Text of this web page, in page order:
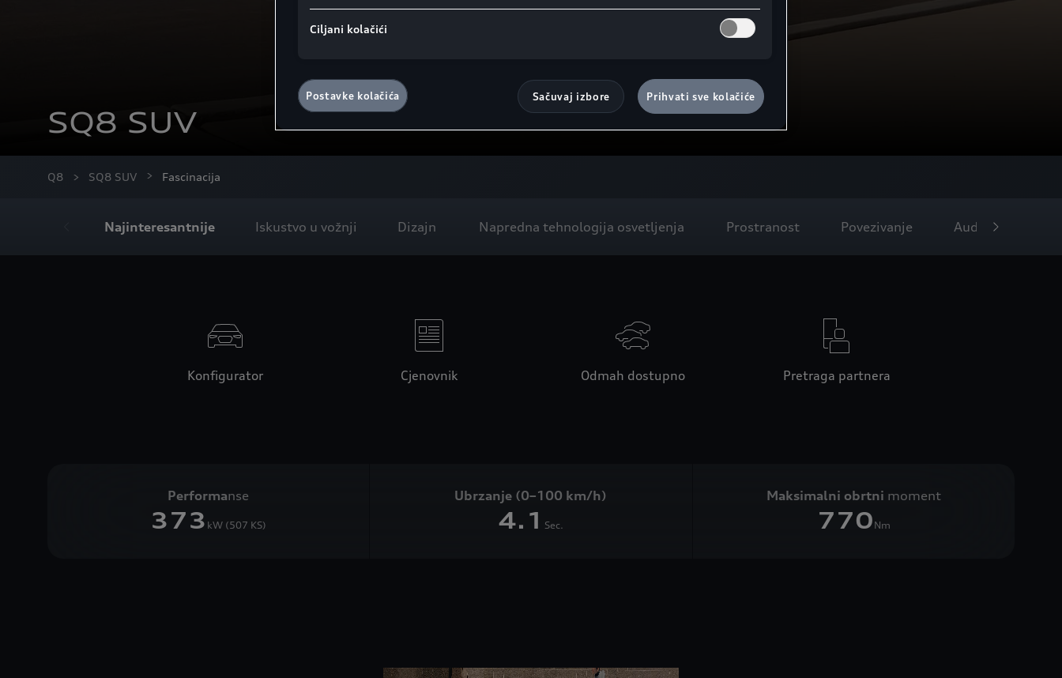
SQ8 SUV
Q8 SQ8 SUV Fascinacija
Najinteresantnije Iskustvo u vožnji Dizajn Napredna tehnologija osvetljenja Prostranost Povezivanje Audi exclusive
Konfigurator Cjenovnik Odmah dostupno Pretraga partnera
Performanse
373 kW (507 KS)
Ubrzanje (0–100 km/h)
4.1 Sec.
Maksimalni obrtni moment
770 Nm
Ciljani kolačići
Postavke kolačića Sačuvaj izbore Prihvati sve kolačiće